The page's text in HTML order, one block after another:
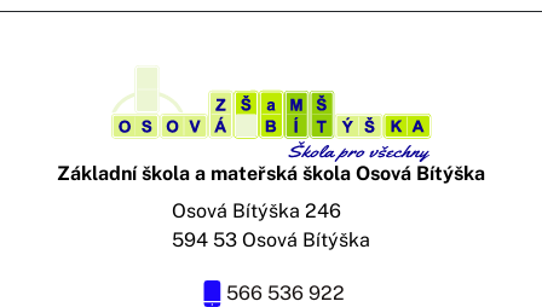
Základní škola a mateřská škola Osová Bítýška
566 536 922
Osová Bítýška 246
594 53 Osová Bítýška